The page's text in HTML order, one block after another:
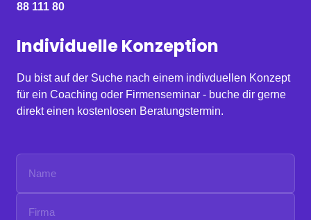
88 111 80
Individuelle Konzeption
Du bist auf der Suche nach einem indivduellen Konzept
für ein Coaching oder Firmenseminar - buche dir gerne
direkt einen kostenlosen Beratungstermin.